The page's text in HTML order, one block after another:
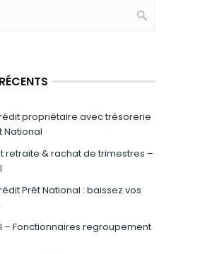
propriétaire avec trésorerie
National
retraite & rachat de trimestres –
Prêt National : baissez vos
– Fonctionnaires regroupement